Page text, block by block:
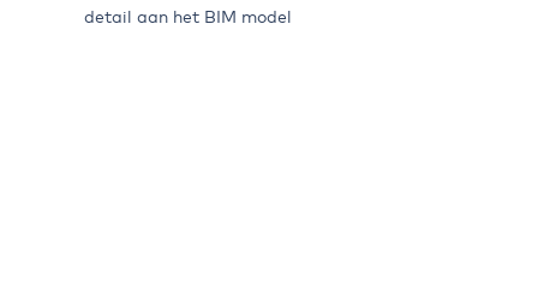
detail aan het BIM model